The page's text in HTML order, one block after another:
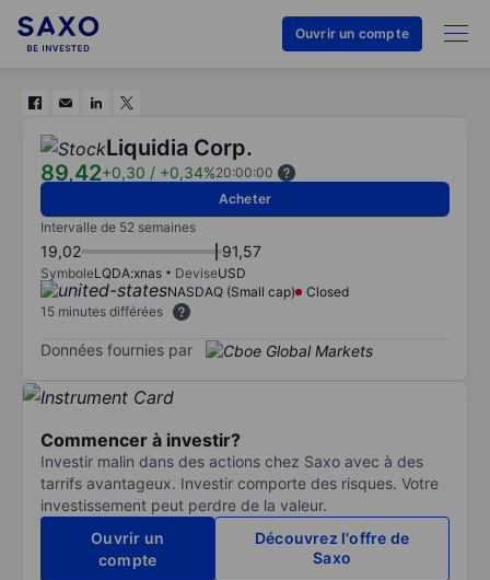
Ouvrir un compte
Liquidia Corp.
89,42+0,30 / +0,34%20:00:00
Acheter
Intervalle de 52 semaines
19,02 91,57
SymboleLQDA:xnas DeviseUSD
NASDAQ (Small cap)
Closed
15 minutes différées
Données fournies par
Commencer à investir?
Investir malin dans des actions chez Saxo avec à des
tarrifs avantageux. Investir comporte des risques. Votre
investissement peut perdre de la valeur.
Ouvrir un
compte
Découvrez l'offre de
Saxo